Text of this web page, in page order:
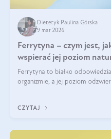
Dietetyk Paulina Górska
9 mar 2026
Ferrytyna – czym jest,
wspierać jej poziom
Ferrytyna to białko
organizmie, a jej poziom
funkcjonowanie (
CZYTAJ